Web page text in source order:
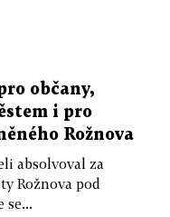
občany,
i pro
Rožnova
absolvoval za
Rožnova pod
se...